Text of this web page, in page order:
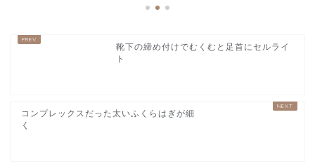
靴下の締め付けでむくむと足首にセルライ
ト
コンプレックスだった太いふくらはぎが細
く